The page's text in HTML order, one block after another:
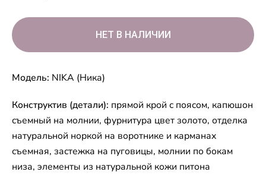
Модель: NIKA (Ника)
Конструктив (детали): прямой крой с поясом, капюшон
съемный на молнии, фурнитура цвет золото, отделка
натуральной норкой на воротнике и карманах
съемная, застежка на пуговицы, молнии по бокам
низа, элементы из натуральной кожи питона